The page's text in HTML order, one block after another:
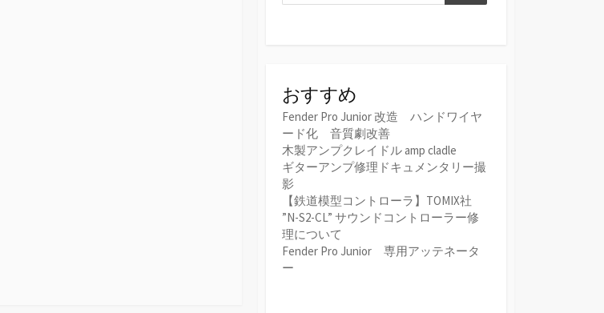
おすすめ
Fender Pro Junior 改造 ハンドワイヤ
ード化 音質劇改善
木製アンプクレイドル amp cladle
ギターアンプ修理ドキュメンタリー撮
影
【鉄道模型コントローラ】TOMIX社
”N-S2-CL” サウンドコントローラー修
理について
Fender Pro Junior 専用アッテネータ
ー